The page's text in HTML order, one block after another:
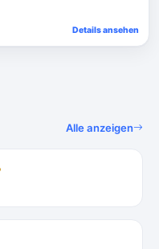
Details ansehen
Alle anzeigen